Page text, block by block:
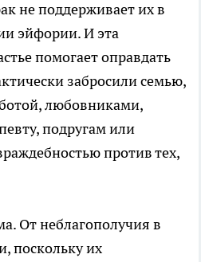
не поддерживает их в
эйфории. И эта
помогает оправдать
забросили семью,
любовниками,
подругам или
против тех,
От неблагополучия в
поскольку их